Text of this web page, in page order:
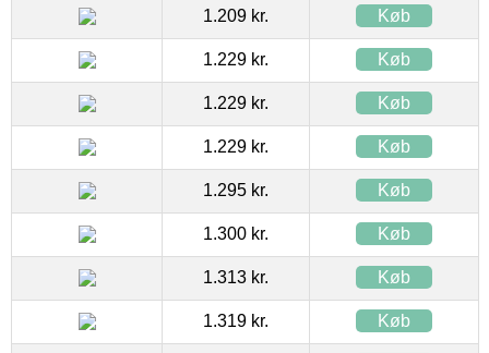
1.209 kr. Køb
1.229 kr. Køb
1.229 kr. Køb
1.229 kr. Køb
1.295 kr. Køb
1.300 kr. Køb
1.313 kr. Køb
1.319 kr. Køb